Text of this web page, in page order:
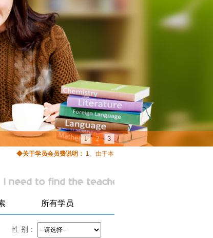
1 2 3
◆关于学员会员费说明：1、由于本网站属于完全免费公益网站，因此不存
所有学员
性 别：